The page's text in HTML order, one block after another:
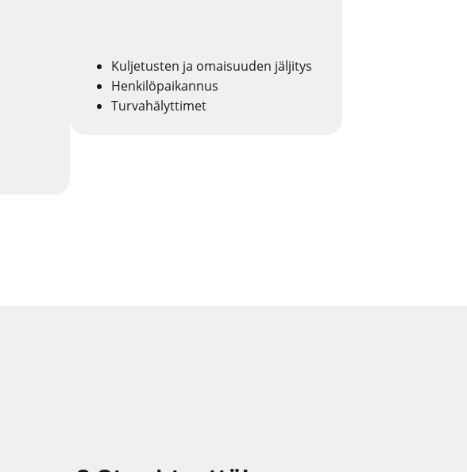
Kuljetusten ja omaisuuden jäljitys
Henkilöpaikannus
Turvahälyttimet